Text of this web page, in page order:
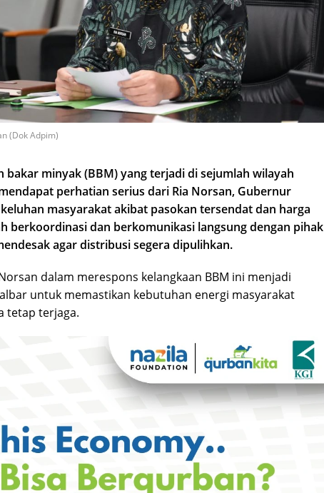
(Dok Adpim)
bakar minyak (BBM) yang terjadi di sejumlah wilayah
perhatian serius dari Ria Norsan, Gubernur
masyarakat akibat pasokan tersendat dan harga
berkoordinasi dan berkomunikasi langsung dengan pihak
agar distribusi segera dipulihkan.
dalam merespons kelangkaan BBM ini menjadi
untuk memastikan kebutuhan energi masyarakat
tetap terjaga.